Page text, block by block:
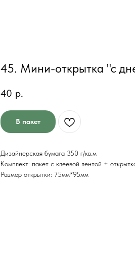
45. Мини-открытка "с
40 р.
В пакет
Дизайнерская бумага 350 г/кв.м
Комплект: пакет с клеевой лентой +
Размер открытки: 75мм*95мм